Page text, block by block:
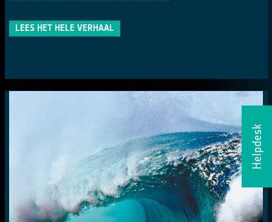
Helpdesk
LEES HET HELE VERHAAL